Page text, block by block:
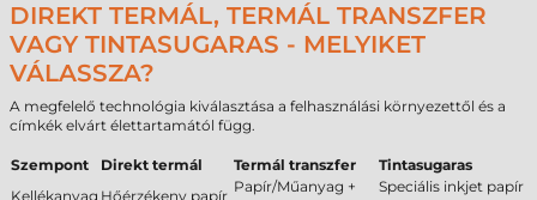
DIREKT TERMÁL, TERMÁL TRANSZFER
VAGY TINTASUGARAS - MELYIKET
VÁLASSZA?
A megfelelő technológia kiválasztása a felhasználási környezettől és a
címkék elvárt élettartamától függ.
Szempont Direkt termál Termál transzfer
Tintasugaras
Kellékanyag Hőérzékeny papír
Papír/Műanyag +
Speciális inkjet papír